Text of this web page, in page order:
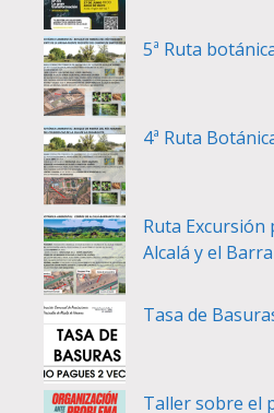
5ª Ruta
4ª Ruta
Ruta Excursión
Alcalá y el
Tasa de
Taller sobre el